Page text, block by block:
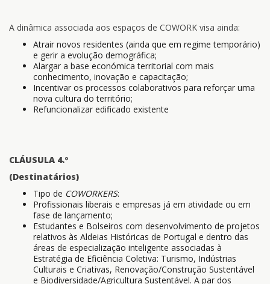
A dinâmica associada aos espaços de COWORK visa ainda:
Atrair novos residentes (ainda que em regime temporário)
e gerir a evolução demográfica;
Alargar a base económica territorial com mais
conhecimento, inovação e capacitação;
Incentivar os processos colaborativos para reforçar uma
nova cultura do território;
Refuncionalizar edificado existente
CLÁUSULA 4.º
(Destinatários)
Tipo de COWORKERS:
Profissionais liberais e empresas já em atividade ou em
fase de lançamento;
Estudantes e Bolseiros com desenvolvimento de projetos
relativos às Aldeias Históricas de Portugal e dentro das
áreas de especialização inteligente associadas à
Estratégia de Eficiência Coletiva: Turismo, Indústrias
Culturais e Criativas, Renovação/Construção Sustentável
e Biodiversidade/Agricultura Sustentável. A par dos